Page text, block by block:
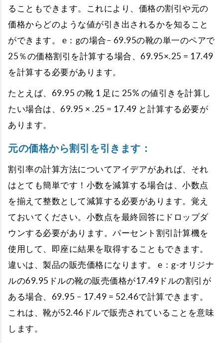
ることもできます。これにより、価格の割引や元の
価格からどのような値が引き出されるかを知ること
ができます。 e：gの場合– 69.95の靴の単一のペアで
25％の価格割引を計算する場合、69.95×.25 = 17.49
を計算する必要があります。
たとえば、69.95 の靴 1 足に 25% の値引きを計算し
たい場合は、69.95 × .25 = 17.49 と計算する必要が
あります。
元の価格から割引を引きます：
割引率の計算方法についてアイデアがあれば、それ
はとても簡単です！小数を減算する場合は、小数点
を揃えて整数として減算する必要があります。覚え
ておいてください。小数点を最終回答にドロップダ
ウンする必要があります。パーセント割引計算機を
使用して、即座に結果を取得することもできます。
違いは、製品の販売価格になります。 e：g-オリジナ
ルの69.95ドルの靴の販売価格が17.49ドルの割引が
ある場合、69.95 – 17.49 = 52.46で計算できます。
これは、靴が52.46ドルで販売されていることを意味
します。